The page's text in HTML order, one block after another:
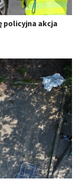
policyjna akcja